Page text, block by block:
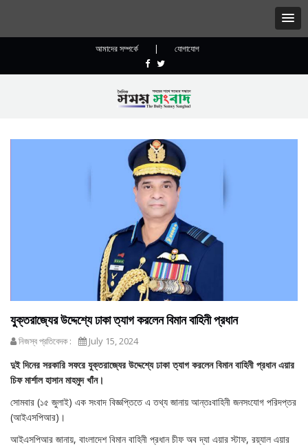
আমাদের সম্পর্কে | যোগাযোগ
যুক্তরাজ্যের উদ্দেশ্যে ঢাকা ত্যাগ করলেন বিমান বাহিনী প্রধান
নিজস্ব প্রতিবেদক : July 15, 2024
দুই দিনের সরকারি সফরে যুক্তরাজ্যের উদ্দেশ্যে ঢাকা ত্যাগ করলেন বিমান বাহিনী প্রধান এয়ার
চিফ মার্শাল হাসান মাহমুদ খাঁন।
সোমবার (১৫ জুলাই) এক সংবাদ বিজ্ঞপ্তিতে এ তথ্য জানায় আন্তঃবাহিনী জনসংযোগ পরিদপ্তর
(আইএসপিআর)।
আইএসপিআর জানায়, বাংলাদেশ বিমান বাহিনী প্রধান চীফ অব দ্যা এয়ার স্টাফ, রয়্যাল এয়ার